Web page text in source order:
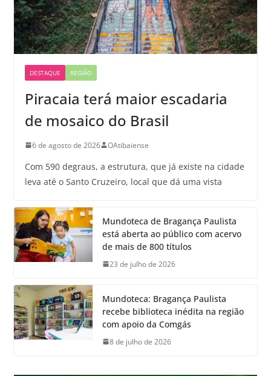
DESTAQUE REGIÃO
Piracaia terá maior escadaria
de mosaico do Brasil
6 de agosto de 2026 OAtibaiense
Com 590 degraus, a estrutura, que já existe na cidade
leva até o Santo Cruzeiro, local que dá uma vista
Mundoteca de Bragança Paulista
está aberta ao público com acervo
de mais de 800 títulos
23 de julho de 2026
Mundoteca: Bragança Paulista
recebe biblioteca inédita na região
com apoio da Comgás
8 de julho de 2026